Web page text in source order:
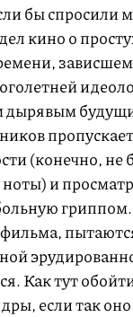
бы спросили
кино о
дырявым
(конечно, не
и
Как тут
если так